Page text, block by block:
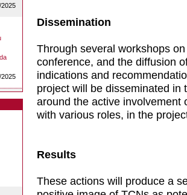
2025
2025
Dissemination
Through several workshops
conference, and the diffusion
indications and
project will be disseminated in
around the active involvement
with various roles, in the
Results
These actions will produce a